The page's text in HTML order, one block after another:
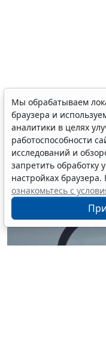
Временное
личности
при утрате
7 августа 2026 17:55
Мы обрабатываем
браузера и
аналитики в целях
работоспособности
исследований и
запретить обработку
настройках браузера.
ознакомьтесь с